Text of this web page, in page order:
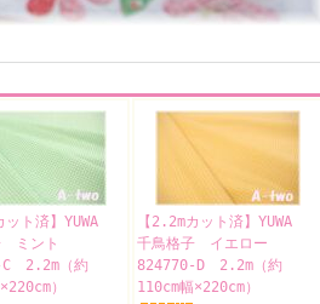
ット済】YUWA
ミント
2.2m（約
）
【2.2mカット済】YUWA
千鳥格子 イエロー
824770-D 2.2m（約
110cm幅×220cm）